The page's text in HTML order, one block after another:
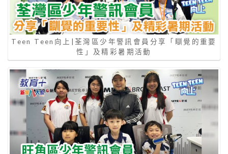
Teen Teen向上|荃灣區少年警訊會員分享「瞓覺的重要
性」及精彩暑期活動